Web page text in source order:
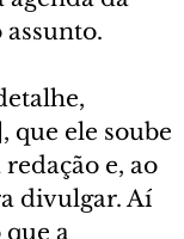
que ele soube
e, ao
divulgar. Aí
a